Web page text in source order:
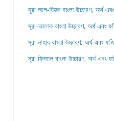
সূরা আল-হিজর বাংলা উচ্চারণ, অর্থ
সূরা-আলাক বাংলা উচ্চারণ, অর্থ এবং
সূরা লাহাব‌‌‌ বাংলা উচ্চারণ, অর্থ এবং
সূরা যিলযাল বাংলা উচ্চারণ, অর্থ এবং